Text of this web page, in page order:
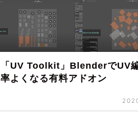
「UV Toolkit」BlenderでUV
率よくなる有料アドオン